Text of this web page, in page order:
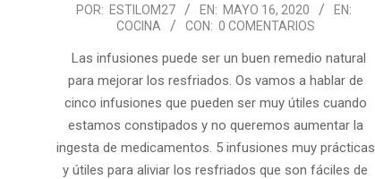
2020-POR: ESTILOM27 EN: MAYO 16, 2020
EN:
COCINA
CON: 0 COMENTARIOS
Las infusiones puede ser un buen remedio natural
para mejorar los resfriados. Os vamos a hablar de
cinco infusiones que pueden ser muy útiles cuando
estamos constipados y no queremos aumentar la
ingesta de medicamentos. 5 infusiones muy prácticas
y útiles para aliviar los resfriados que son fáciles de